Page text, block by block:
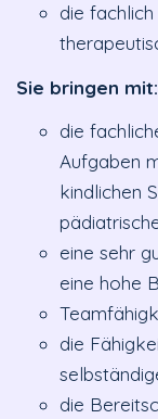
die
Sie bringen mit:
die
Aufgaben
kindlichen
eine sehr
eine hohe
die
die